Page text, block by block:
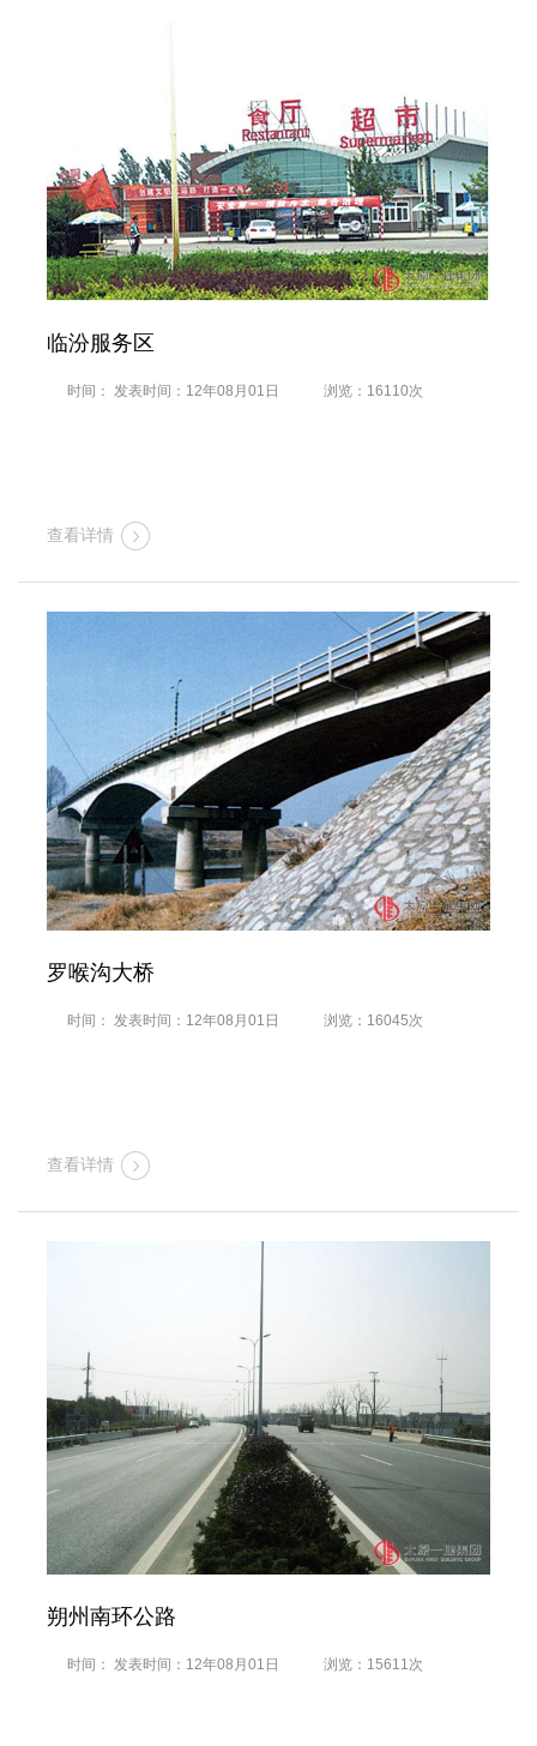
临汾服务区
时间： 发表时间：12年08月01日 浏览：16110次
查看详情
罗喉沟大桥
时间： 发表时间：12年08月01日 浏览：16045次
查看详情
朔州南环公路
时间： 发表时间：12年08月01日 浏览：15611次